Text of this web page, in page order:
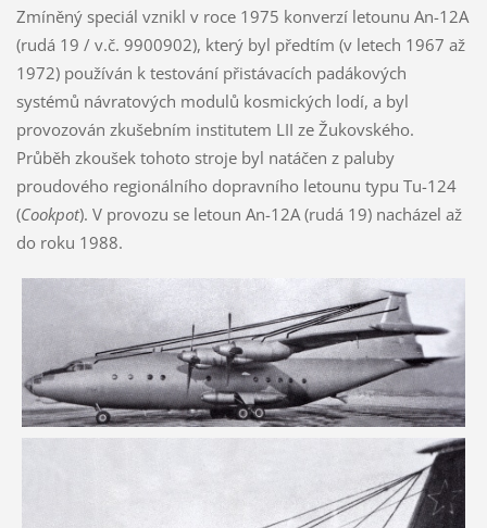
Zmíněný speciál vznikl v roce 1975 konverzí letounu An-12A
(rudá 19 / v.č. 9900902), který byl předtím (v letech 1967 až
1972) používán k testování přistávacích padákových
systémů návratových modulů kosmických lodí, a byl
provozován zkušebním institutem LII ze Žukovského.
Průběh zkoušek tohoto stroje byl natáčen z paluby
proudového regionálního dopravního letounu typu Tu-124
(Cookpot). V provozu se letoun An-12A (rudá 19) nacházel až
do roku 1988.